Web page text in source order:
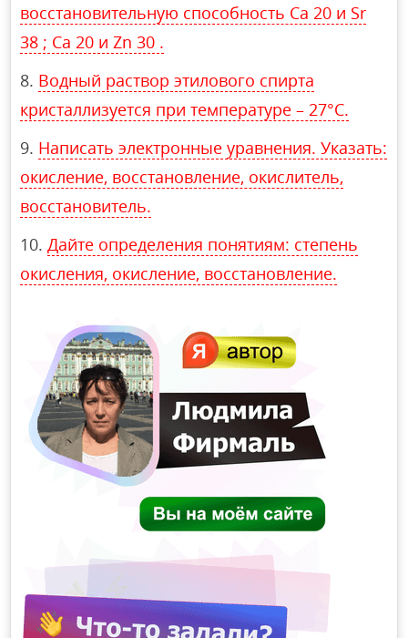
восстановительную способность Ca 20 и Sr
38 ; Ca 20 и Zn 30 .
Водный раствор этилового спирта
кристаллизуется при температуре – 27°С.
Написать электронные уравнения. Указать:
окисление, восстановление, окислитель,
восстановитель.
Дайте определения понятиям: степень
окисления, окисление, восстановление.